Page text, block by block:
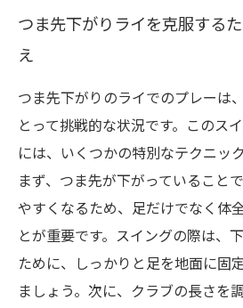
つま先下がりライを克服する
え
つま先下がりのライでのプレーは
とって挑戦的な状況です。このス
には、いくつかの特別なテクニッ
まず、つま先が下がっていること
やすくなるため、足だけでなく体
とが重要です。スイングの際は、
ために、しっかりと足を地面に固
ましょう。次に、クラブの長さを